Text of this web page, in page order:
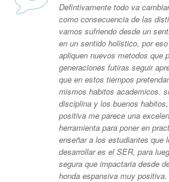
Defintivamente todo va
como consecuencia de las
vamos sufriendo desde un
en un sentido holistico, por
apliquen nuevos metodos que
generaciones futiras seguir
que en estos tiempos
mismos habitos academicos.
disciplina y los buenos
positiva me parece una
herramienta para poner en
enseñar a los estudiantes que
desarrollar es el SER, para
segura que impactaria desde
honda espansiva muy positiva.